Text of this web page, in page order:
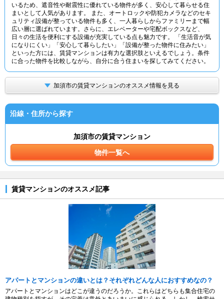
いるため、遮音性や耐震性に優れている物件が多く、安心して暮らせる住
まいとして人気があります。 また、オートロックや防犯カメラなどのセキ
ュリティ設備が整っている物件も多く、一人暮らしからファミリーまで幅
広い層に選ばれています。さらに、エレベーターや宅配ボックスなど、
日々の生活を便利にする設備が充実している点も魅力です。 「生活音が気
になりにくい」「安心して暮らしたい」「設備が整った物件に住みたい」
といった方には、賃貸マンションは有力な選択肢といえるでしょう。条件
に合った物件を比較しながら、自分に合う住まいを探してみてください。
加須市の賃貸マンションのオススメ情報を見る
沿線・住所から探す
加須市の賃貸マンション
物件一覧へ
賃貸マンションのオススメ記事
アパートとマンションの違いとは？それぞれどんな人におすすめなの？
アパートとマンションはどこが違うのだろうか。これらはどちらも集合住宅の